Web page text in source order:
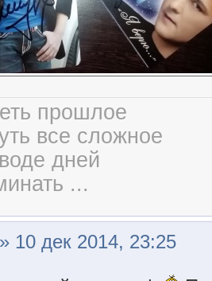
прошлое
все сложное
дней
...
» 10 дек 2014, 23:25